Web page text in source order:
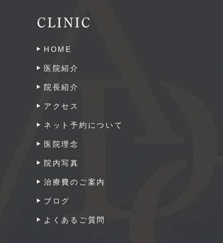
CLINIC
HOME
医院紹介
院長紹介
アクセス
ネット予約について
医院理念
院内写真
治療費のご案内
ブログ
よくあるご質問